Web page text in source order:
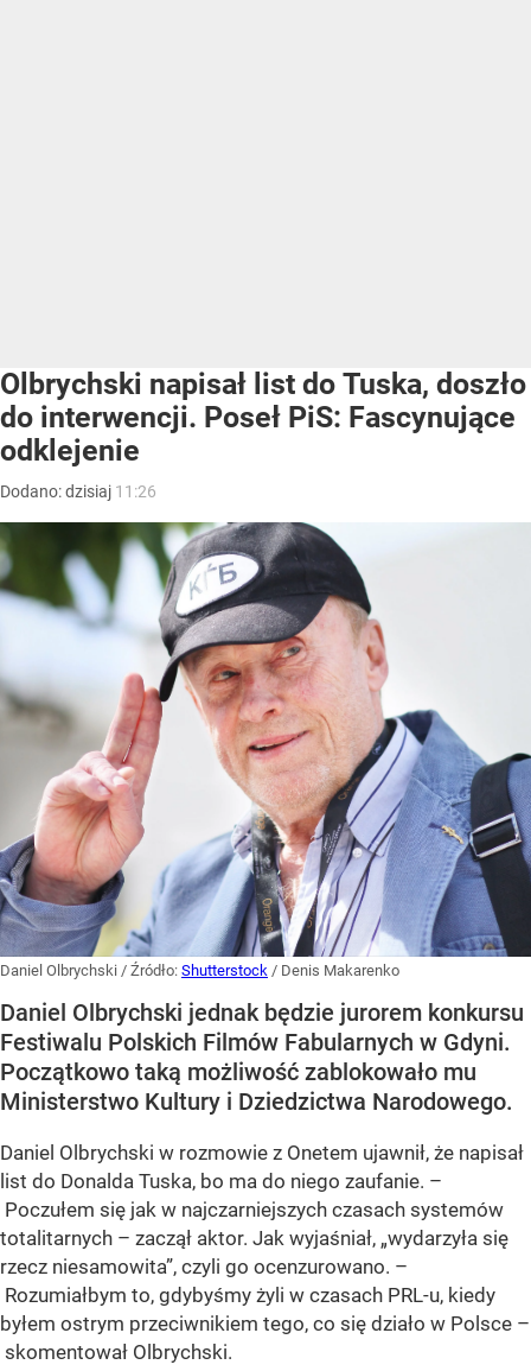
Olbrychski napisał list do Tuska, doszło
do interwencji. Poseł PiS: Fascynujące
odklejenie
Dodano:dzisiaj 11:26
Daniel Olbrychski / Źródło: Shutterstock / Denis Makarenko
Daniel Olbrychski jednak będzie jurorem konkursu
Festiwalu Polskich Filmów Fabularnych w Gdyni.
Początkowo taką możliwość zablokowało mu
Ministerstwo Kultury i Dziedzictwa Narodowego.
Daniel Olbrychski w rozmowie z Onetem ujawnił, że napisał
list do Donalda Tuska, bo ma do niego zaufanie. –
Poczułem się jak w najczarniejszych czasach systemów
totalitarnych – zaczął aktor. Jak wyjaśniał, „wydarzyła się
rzecz niesamowita”, czyli go ocenzurowano. –
Rozumiałbym to, gdybyśmy żyli w czasach PRL-u, kiedy
byłem ostrym przeciwnikiem tego, co się działo w Polsce –
skomentował Olbrychski.